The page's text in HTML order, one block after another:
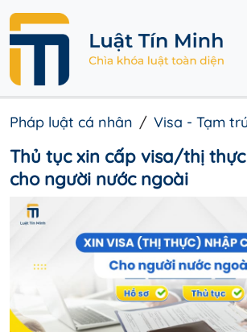
Pháp luật cá nhân Visa - Tạm
Thủ tục xin cấp visa/thị
cho người nước ngoài